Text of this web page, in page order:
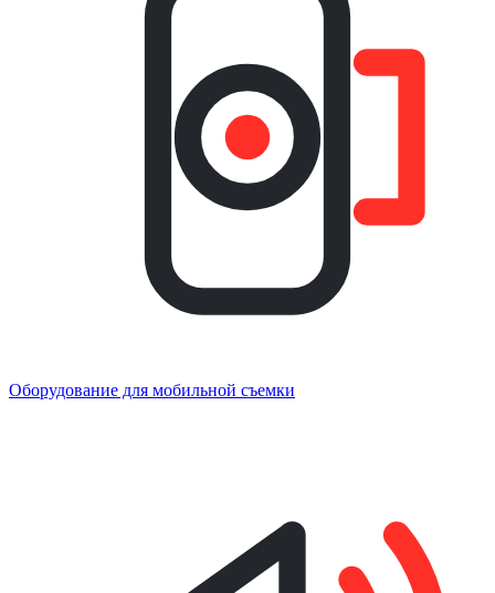
Оборудование для мобильной съемки